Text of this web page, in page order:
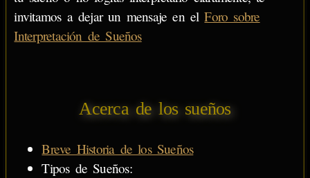
invitamos a dejar un mensaje en elForo sobre
Interpretación de Sueños
Acerca de los sueños
Breve Historia de los Sueños
Tipos de Sueños: